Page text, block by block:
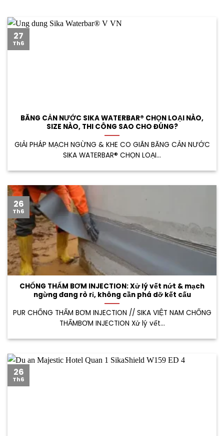
BĂNG CẢN NƯỚC SIKA WATERBAR® CHỌN LOẠI NÀO,
SIZE NÀO, THI CÔNG SAO CHO ĐÚNG?
GIẢI PHÁP MẠCH NGỪNG & KHE CO GIÃN BĂNG CẢN NƯỚC
SIKA WATERBAR® CHỌN LOẠI...
27
Th6
CHỐNG THẤM BƠM INJECTION: Xử lý vết nứt & mạch
ngừng đang rò rỉ, không cần phá dỡ kết cấu
PUR CHỐNG THẤM BƠM INJECTION // SIKA VIỆT NAM CHỐNG
THẤMBƠM INJECTION Xử lý vết...
26
Th6
26
Th6